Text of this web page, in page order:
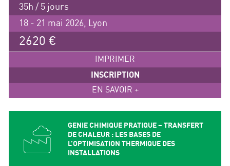
35h / 5 jours
18 - 21 mai 2026, Lyon
2620 €
IMPRIMER
INSCRIPTION
EN SAVOIR +
GENIE CHIMIQUE PRATIQUE – TRANSFERT
DE CHALEUR : LES BASES DE
L’OPTIMISATION THERMIQUE DES
INSTALLATIONS